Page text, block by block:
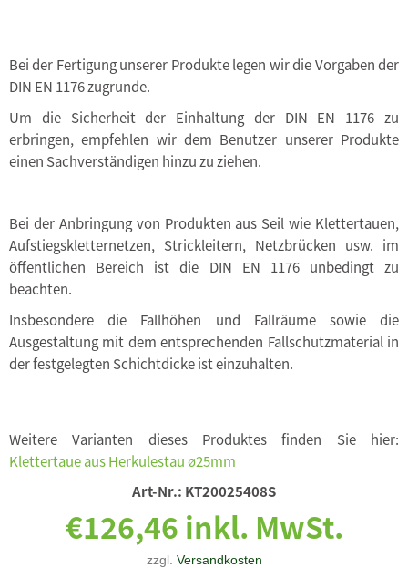
Bei der Fertigung unserer Produkte legen wir die Vorgaben der
DIN EN 1176 zugrunde.
Um die Sicherheit der Einhaltung der DIN EN 1176 zu
erbringen, empfehlen wir dem Benutzer unserer Produkte
einen Sachverständigen hinzu zu ziehen.
Bei der Anbringung von Produkten aus Seil wie Klettertauen,
Aufstiegskletternetzen, Strickleitern, Netzbrücken usw. im
öffentlichen Bereich ist die DIN EN 1176 unbedingt zu
beachten.
Insbesondere die Fallhöhen und Fallräume sowie die
Ausgestaltung mit dem entsprechenden Fallschutzmaterial in
der festgelegten Schichtdicke ist einzuhalten.
Weitere Varianten dieses Produktes finden Sie hier:
Klettertaue aus Herkulestau ø25mm
Art-Nr.: KT20025408S
€126,46 inkl. MwSt.
zzgl. Versandkosten